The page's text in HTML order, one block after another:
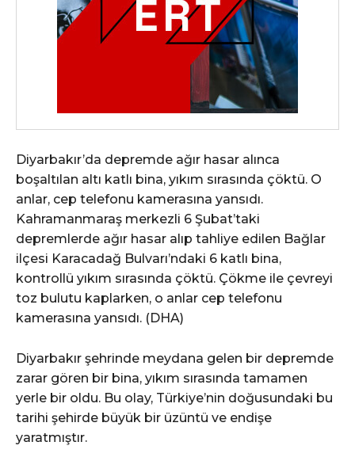
Diyarbakır’da depremde ağır hasar alınca
boşaltılan altı katlı bina, yıkım sırasında çöktü. O
anlar, cep telefonu kamerasına yansıdı.
Kahramanmaraş merkezli 6 Şubat’taki
depremlerde ağır hasar alıp tahliye edilen Bağlar
ilçesi Karacadağ Bulvarı’ndaki 6 katlı bina,
kontrollü yıkım sırasında çöktü. Çökme ile çevreyi
toz bulutu kaplarken, o anlar cep telefonu
kamerasına yansıdı. (DHA)
Diyarbakır şehrinde meydana gelen bir depremde
zarar gören bir bina, yıkım sırasında tamamen
yerle bir oldu. Bu olay, Türkiye’nin doğusundaki bu
tarihi şehirde büyük bir üzüntü ve endişe
yaratmıştır.